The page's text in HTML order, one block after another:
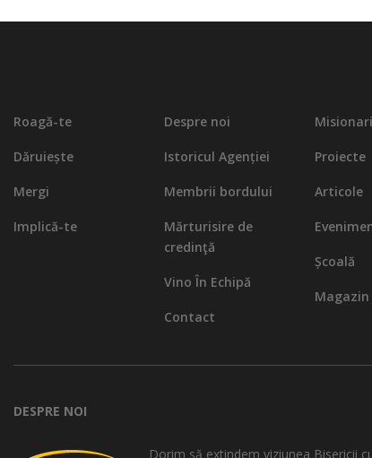
Roagă-te
Dăruiește
Mergi
Implică-te
Despre noi
Istoricul Agenției
Membrii bordului
Mărturisire de
credinţă
Vino În Echipă
Contact
Misionari
Proiecte
Articole
Școală
Magazin
DESPRE NOI
Dorim să extindem viziunea Bisericii